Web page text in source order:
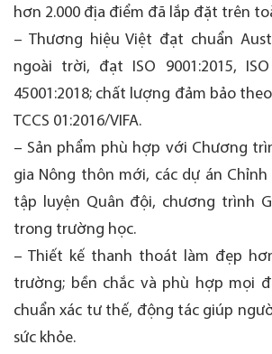
hơn 2.000 địa điểm đã lắp đặt trên
– Thương hiệu Việt đạt chuẩn
ngoài trời, đạt ISO 9001:2015, ISO
45001:2018; chất lượng đảm bảo
TCCS 01:2016/VIFA.
– Sản phẩm phù hợp với Chương
gia Nông thôn mới, các dự án
tập luyện Quân đội, chương trình
trong trường học.
– Thiết kế thanh thoát làm đẹp
trường; bền chắc và phù hợp mọi
chuẩn xác tư thế, động tác giúp
sức khỏe.